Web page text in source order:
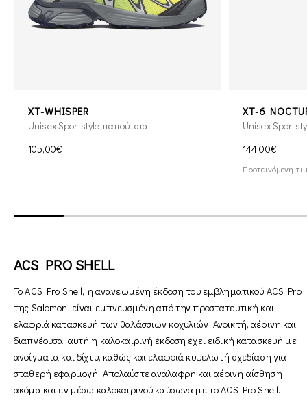
XT-WHISPER
Unisex Sportstyle παπούτσια
105,00€
XT-6
Unisex
144,00€
Προτεινόμενη
ACS PRO SHELL
Το ACS Pro Shell, η ανανεωμένη έκδοση του εμβληματικού ACS Pro
της Salomon, είναι εμπνευσμένη από την προστατευτική και
ελαφριά κατασκευή των θαλάσσιων κοχυλιών. Ανοικτή, αέρινη και
διαπνέουσα, αυτή η καλοκαιρινή έκδοση έχει ειδική κατασκευή με
ανοίγματα και δίχτυ, καθώς και ελαφριά κυψελωτή σχεδίαση για
σταθερή εφαρμογή. Απολαύστε ανάλαφρη και αέρινη αίσθηση
ακόμα και εν μέσω καλοκαιρινού καύσωνα με το ACS Pro Shell.